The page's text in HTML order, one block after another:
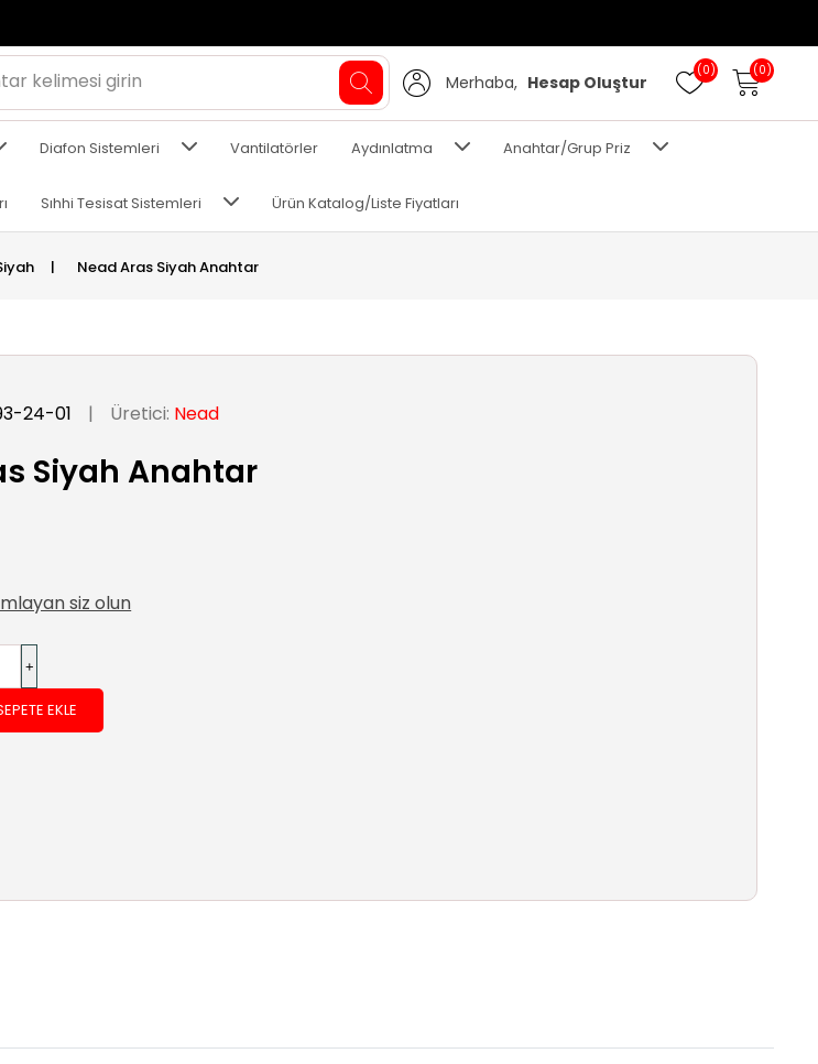
Merhaba, Hesap Oluştur
(0) (0)
Diafon Sistemleri Vantilatörler Aydınlatma Anahtar/Grup Priz
Sıhhi Tesisat Sistemleri Ürün Katalog/Liste Fiyatları
| Nead Aras Siyah Anahtar
24-01 | Üretici: Nead
Siyah Anahtar
siz olun
EKLE